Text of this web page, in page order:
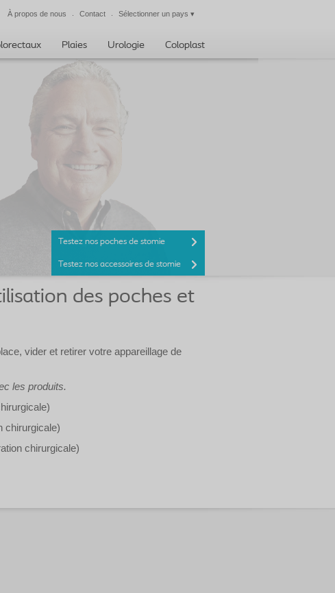
Fermer
À propos de nous Contact Sélectionner un pays ▾
Plaies Urologie Coloplast
Testez nos poches de stomie
Testez nos accessoires de stomie
des poches et
vider et retirer votre appareillage de
les produits.
chirurgicale)
chirurgicale)